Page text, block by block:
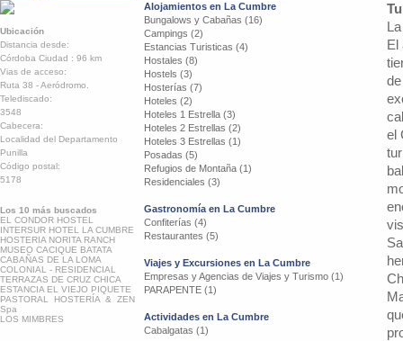
Ubicación
Distancia desde:
Córdoba Ciudad : 96 km
Vias de acceso:
Ruta 38 - Aeródromo.
Telediscado:
3548
Cabecera:
Localidad del Departamento
Punilla
Código postal:
5178
Los 10 más buscados
EL CONDOR HOSTEL
INTERSUR HOTEL LA CUMBRE
HOSTERIA NORITA RANCH
MUSEO CACIQUE BATATA
CABAÑAS DE LA LOMA
COLONIAL - RESIDENCIAL
TERRAZAS DE CRUZ CHICA
ESTANCIA EL VIEJO PIQUETE
PASTORAL HOSTERÍA & ZEN
Spa
LOS MIMBRES
Alojamientos en La Cumbre
Bungalows y Cabañas (16)
Campings (2)
Estancias Turisticas (4)
Hostales (8)
Hostels (3)
Hosterías (7)
Hoteles (2)
Hoteles 1 Estrella (3)
Hoteles 2 Estrellas (2)
Hoteles 3 Estrellas (1)
Posadas (5)
Refugios de Montaña (1)
Residenciales (3)
Gastronomía en La Cumbre
Confiterías (4)
Restaurantes (5)
Viajes y Excursiones en La Cumbre
Empresas y Agencias de Viajes y Turismo (1)
PARAPENTE (1)
Actividades en La Cumbre
Cabalgatas (1)
El
el